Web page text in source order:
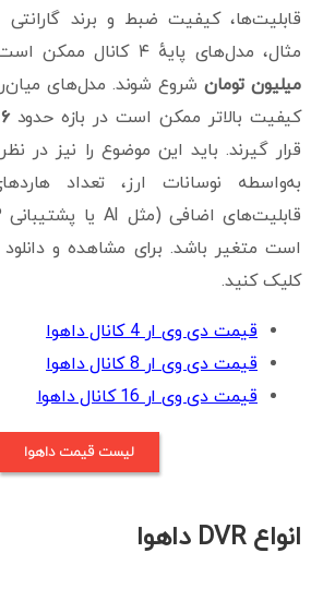
قابلیت‌ها، کیفیت ضبط و برند
مثال، مدل‌های پایهٔ ۴ کانال ممکن است از حدود
میلیون تومان
کیفیت بالاتر ممکن است در بازه حدود۶ تا ۱۲ میلیون تومان
قرار گیرند. باید این موضوع را نیز در
به‌واسطه نوسانات ارز، تعداد
است متغیر باشد. برای مشاهده و
کلیک کنید.
قیمت دی وی ار 4 کانال داهوا
قیمت دی وی ار 8 کانال داهوا
قیمت دی وی ار 16 کانال داهوا
لیست قیمت داهوا
انواع DVR داهوا